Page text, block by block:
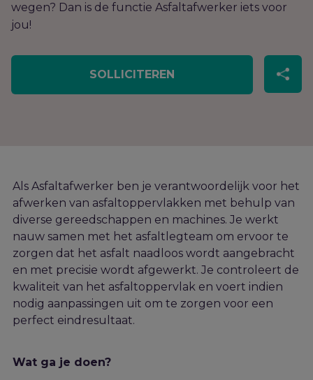
wegen? Dan is de functie Asfaltafwerker iets voor
jou!
SOLLICITEREN
Als Asfaltafwerker ben je verantwoordelijk voor het
afwerken van asfaltoppervlakken met behulp van
diverse gereedschappen en machines. Je werkt
nauw samen met het asfaltlegteam om ervoor te
zorgen dat het asfalt naadloos wordt aangebracht
en met precisie wordt afgewerkt. Je controleert de
kwaliteit van het asfaltoppervlak en voert indien
nodig aanpassingen uit om te zorgen voor een
perfect eindresultaat.
Wat ga je doen?